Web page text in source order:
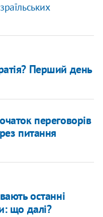
Перший день
переговорів
питання
останні
що далі?